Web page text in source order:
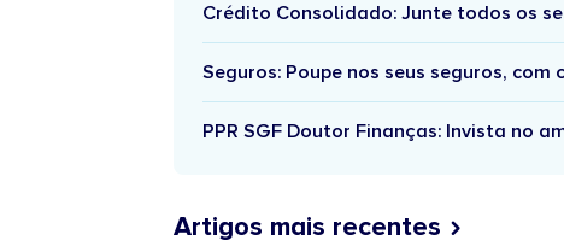
Crédito Consolidado: Junte todos os
Seguros: Poupe nos seus seguros,
PPR SGF Doutor Finanças: Invista no
Artigos mais recentes